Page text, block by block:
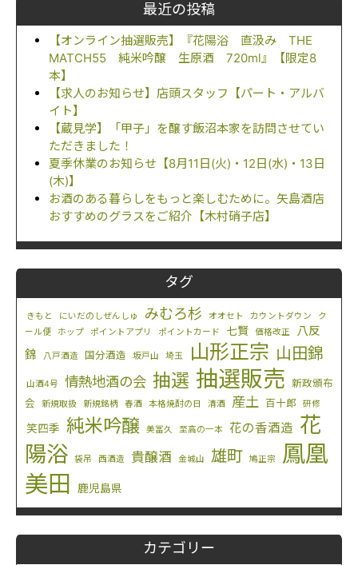
最近の投稿
【オンライン抽選販売】『花陽浴 直汲み THE
MATCH55 純米吟醸 生原酒 720ml』【限定8
本】
【求人のお知らせ】店頭スタッフ【パート・アルバ
イト】
【蔵見学】「甲子」を醸す飯沼本家を訪問させてい
ただきました！
夏季休業のお知らせ【8月11日(火)・12日(水)・13日
(木)】
お酒のある暮らしをもっと楽しむために。矢島酒店
おすすめのグラスをご紹介【木村硝子店】
タグ
きもと にいだのしぜんしゅ みむろ杉 オオセト カウントダウン
ク
ール便
ホップ ポイントアプリ ポイントカード 七賢 価格改正
八反
錦
八戸酒造 国分酒造 坂戸山 埼玉 山形正宗 山田錦
山酒4号 情熱地酒の会 抽選 抽選販売 新政頒布
会
新規取扱 新規銘柄 春酒 本格焼酎の日 清酒 産土 百十郎 研修
笑四季 純米吟醸 美冨久 至高の一本 花の香酒造 花
陽浴
袋吊 西酒造 貴醸酒 金城山 雄町 鳩正宗
鳳凰
美田
鹿児島県
カテゴリー